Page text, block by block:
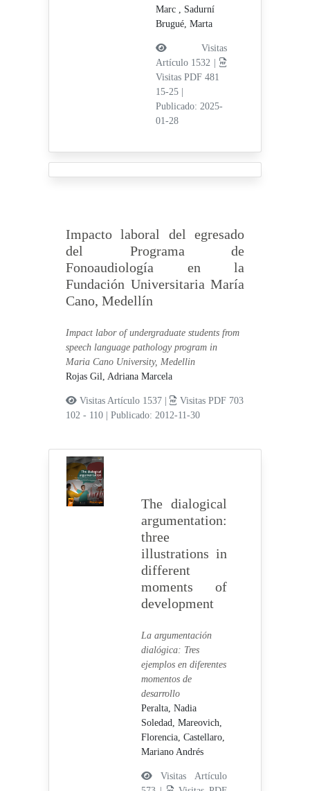
Marc , Sadurní
Brugué, Marta
Visitas
Artículo 1532 |
Visitas PDF 481
15-25
Publicado: 2025-
01-28
Impacto laboral del egresado
del Programa de
Fonoaudiología en la
Fundación Universitaria María
Cano, Medellín
Impact labor of undergraduate students from
speech language pathology program in
Maria Cano University, Medellin
Rojas Gil, Adriana Marcela
Visitas Artículo 1537 |
Visitas PDF 703
102 - 110
|Publicado: 2012-11-30
The dialogical
argumentation:
three
illustrations in
different
moments of
development
La argumentación
dialógica: Tres
ejemplos en diferentes
momentos de
desarrollo
Peralta, Nadia
Soledad, Mareovich,
Florencia, Castellaro,
Mariano Andrés
Visitas Artículo